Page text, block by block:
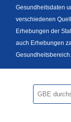
Gesundheitsdaten
verschiedenen
Erhebungen der
auch Erhebungen
Gesundheitsbereich.